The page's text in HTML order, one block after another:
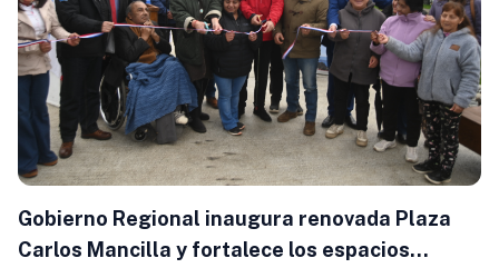
Gobierno Regional inaugura renovada Plaza
Carlos Mancilla y fortalece los espacios